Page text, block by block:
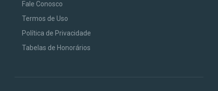
Fale Conosco
Termos de Uso
Política de Privacidade
Tabelas de Honorários